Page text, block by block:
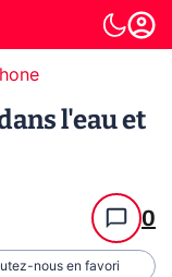
l'eau et
0
nous en favori